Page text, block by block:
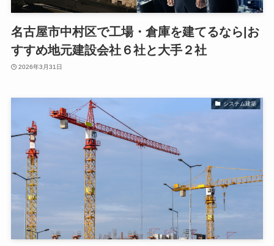
名古屋市中村区で工場・倉庫を建てるなら|お
すすめ地元建設会社６社と大手２社
2026年3月31日
システム建築